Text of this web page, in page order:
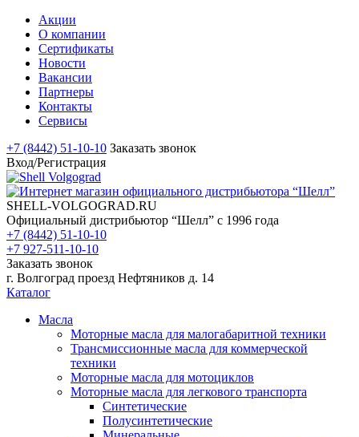
Акции
О компании
Сертификаты
Новости
Вакансии
Партнеры
Контакты
Сервисы
+7 (8442) 51-10-10 Заказать звонок
Вход/Регистрация
SHELL-VOLGOGRAD.RU
Официальный дистрибьютор “Шелл” с 1996 года
+7 (8442) 51-10-10
+7 927-511-10-10
Заказать звонок
г. Волгоград проезд Нефтяников д. 14
Каталог
Масла
Моторные масла для малогабаритной техники
Трансмиссионные масла для коммерческой
техники
Моторные масла для мотоциклов
Моторные масла для легкового транспорта
Синтетические
Полусинтетические